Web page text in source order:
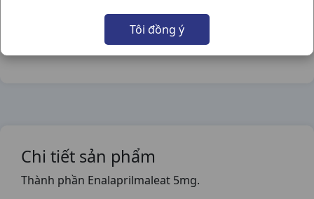
Tôi đồng ý
Chia sẻ qua mạng xã hội:
Chi tiết sản phẩm
Thành phần Enalaprilmaleat 5mg.